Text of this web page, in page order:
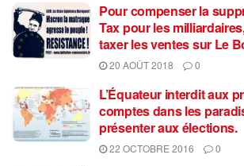
Pour compenser la
Tax pour les
taxer les ventes sur Le
20 AOÛT 2018 0
L’Équateur interdit aux
comptes dans les
présenter aux élections.
22 OCTOBRE 2016 0